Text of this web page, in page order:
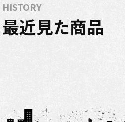
HISTORY
最近見た商品